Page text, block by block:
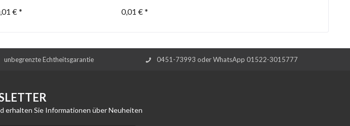
€ * 0,01 € *
unbegrenzte Echtheitsgarantie 0451-73993 oder WhatsApp 01522-3015777
erhalten Sie Informationen über Neuheiten